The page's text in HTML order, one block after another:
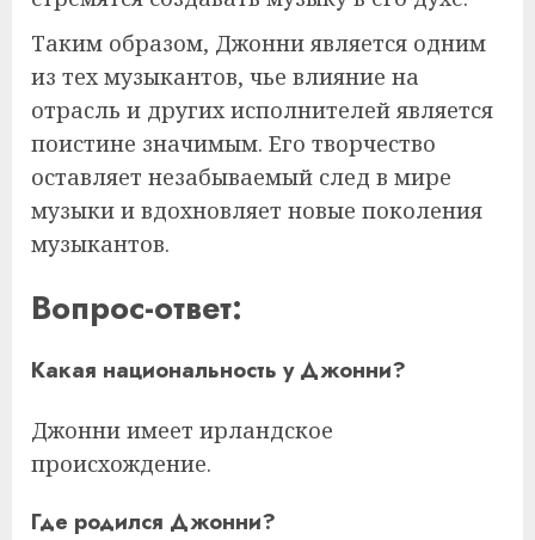
Таким образом, Джонни является одним
из тех музыкантов, чье влияние на
отрасль и других исполнителей является
поистине значимым. Его творчество
оставляет незабываемый след в мире
музыки и вдохновляет новые поколения
музыкантов.
Вопрос-ответ:
Какая национальность у Джонни?
Джонни имеет ирландское
происхождение.
Где родился Джонни?